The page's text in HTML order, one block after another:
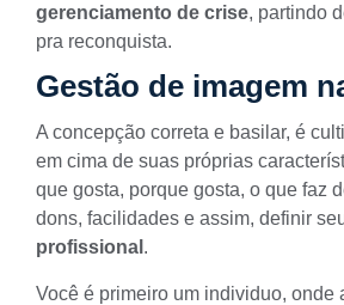
gerenciamento de crise, partindo
pra reconquista.
Gestão de imagem
A concepção correta e basilar, é
em cima de suas próprias
que gosta, porque gosta, o que faz
dons, facilidades e assim, definir
profissional .
Você é primeiro um individuo, onde